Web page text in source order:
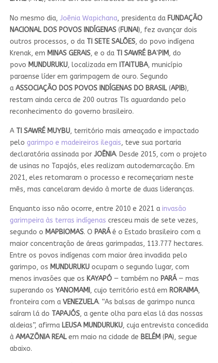
No mesmo dia, Joênia Wapichana, presidenta da FUNDAÇÃO
NACIONAL DOS POVOS INDÍGENAS (FUNAI), fez avançar dois
outros processos, o da TI SETE SALÕES, do povo indígena
Krenak, em MINAS GERAIS, e o da TI SAWRÉ BA’PIM, do
povo MUNDURUKU, localizada em ITAITUBA, município
paraense líder em garimpagem de ouro. Segundo
a ASSOCIAÇÃO DOS POVOS INDÍGENAS DO BRASIL (APIB),
restam ainda cerca de 200 outras TIs aguardando pelo
reconhecimento do governo brasileiro.
A TI SAWRÉ MUYBU, território mais ameaçado e impactado
pelo garimpo e madeireiros ilegais, teve sua portaria
declaratória assinada por JOÊNIA. Desde 2015, com o projeto
de usinas no Tapajós, eles realizam autodemarcação. Em
2021, eles retomaram o processo e recomeçariam neste
mês, mas cancelaram devido à morte de duas lideranças.
Enquanto isso não ocorre, entre 2010 e 2021 a invasão
garimpeira às terras indígenas cresceu mais de sete vezes,
segundo o MAPBIOMAS. O PARÁé o Estado brasileiro com a
maior concentração de áreas garimpadas, 113.777 hectares.
Entre os povos indígenas com maior área invadida pelo
garimpo, os MUNDURUKUocupam o segundo lugar, com
menos invasões que os KAYAPÓ— também no PARÁ— mas
superando os YANOMAMI , cujo território está em RORAIMA,
fronteira com a VENEZUELA. “As balsas de garimpo nunca
saíram lá do TAPAJÓS, a gente olha para elas lá das nossas
aldeias”, afirmaLEUSA MUNDURUKU, cuja entrevista concedida
à AMAZÔNIA REALem maio na cidade de BELÉM (PA), segue
abaixo.